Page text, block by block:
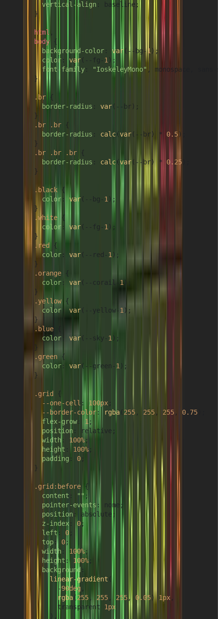
vertical-align : baseline;
      }
html ,
body {
background-color : var(--bg-1);
color : var(--fg-1);
font-family : "IoskeleyMono" , monospace,
      }
.br {
border-radius : var(--br);
      }
.br
.br {
border-radius : calc(var(--br) * 0.5);
      }
.br
.br .br {
border-radius : calc(var(--br) * 0.25
      }
.black {
color : var(--bg-1);
      }
.white {
color : var(--fg-1);
      }
.red
{
color : var(--red-1);
      }
.orange {
color : var(--corail- 1
      }
.yellow {
color
var(--yellow-1);
      }
.blue
color
var(--sky-1);
      }
.green {
color: var(--green-1);
      }
.grid
{
--one-cell : 100px ;
--border-color: rgba( 255 , 255 , 255 , 0.75
flex-grow: 1;
position : relative;
width : 100%;
height : 100%;
padding : 0 ;
      }
.grid :before {
content : "" ;
pointer-events : none;
position : absolute;
z-index : 0;
left: 0 ;
top : 0;
width: 100%;
height : 100% ;
background :
linear-gradient (
            -
90deg ,
rgba(255 , 255 , 255, 0.05) 1px,
            transparent
1px
          ),